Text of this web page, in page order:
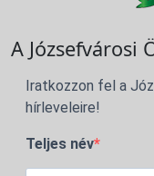
A Józsefvárosi
Iratkozzon fel a
hírleveleire!
Teljes név